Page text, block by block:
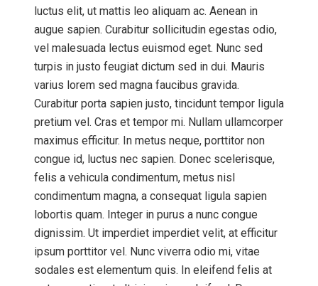
luctus elit, ut mattis leo aliquam ac. Aenean in
augue sapien. Curabitur sollicitudin egestas odio,
vel malesuada lectus euismod eget. Nunc sed
turpis in justo feugiat dictum sed in dui. Mauris
varius lorem sed magna faucibus gravida.
Curabitur porta sapien justo, tincidunt tempor ligula
pretium vel. Cras et tempor mi. Nullam ullamcorper
maximus efficitur. In metus neque, porttitor non
congue id, luctus nec sapien. Donec scelerisque,
felis a vehicula condimentum, metus nisl
condimentum magna, a consequat ligula sapien
lobortis quam. Integer in purus a nunc congue
dignissim. Ut imperdiet imperdiet velit, at efficitur
ipsum porttitor vel. Nunc viverra odio mi, vitae
sodales est elementum quis. In eleifend felis at